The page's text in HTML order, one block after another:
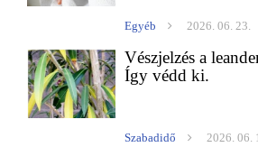
Egyéb 2026. 06. 23.
Vészjelzés a
Így védd ki.
Szabadidő 2026. 06.